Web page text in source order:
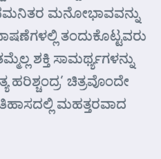
ಮನೋಭಾವವನ್ನು
ತಂದುಕೊಟ್ಟವರು
ಶಕ್ತಿ ಸಾಮರ್ಥ್ಯಗಳನ್ನು
ಚಿತ್ರವೊಂದೇ
ಮಹತ್ತರವಾದ